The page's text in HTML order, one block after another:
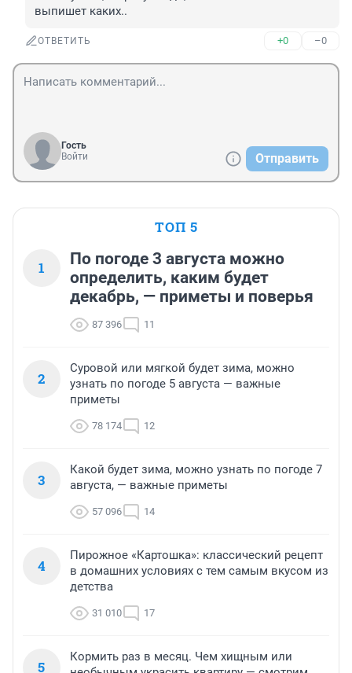
выпишет каких..
ОТВЕТИТЬ +0 –0
Гость
Войти
Отправить
ТОП 5
1
По погоде 3 августа можно
определить, каким будет
декабрь, — приметы и поверья
87 396 11
2
Суровой или мягкой будет зима, можно
узнать по погоде 5 августа — важные
приметы
78 174 12
3
Какой будет зима, можно узнать по погоде 7
августа, — важные приметы
57 096 14
4
Пирожное «Картошка»: классический рецепт
в домашних условиях с тем самым вкусом из
детства
31 010 17
5
Кормить раз в месяц. Чем хищным или